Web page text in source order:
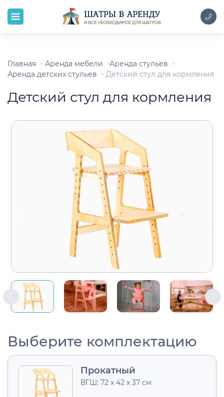
Главная Аренда мебели
Аренда стульев
Аренда детских стульев
Детский стул для кормления
Детский стул для кормления
Выберите комплектацию
Прокатный
ВГШ: 72 х 42 х 37 см